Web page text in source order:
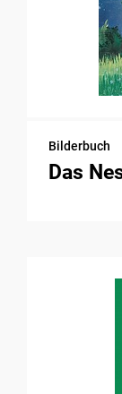
Bilderbuch
Das